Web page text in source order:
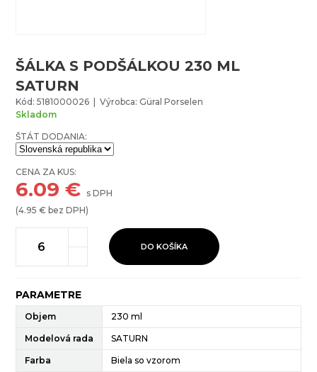
ŠÁLKA S PODŠÁLKOU 230 ML
SATURN
Kód: 5181000026 | Výrobca: Güral Porselen
Skladom
ŠTÁT DODANIA:
CENA ZA KUS:
6.09 € s DPH
(4.95 € bez DPH)
DO KOŠÍKA
PARAMETRE
Objem 230 ml
Modelová rada SATURN
Farba Biela so vzorom